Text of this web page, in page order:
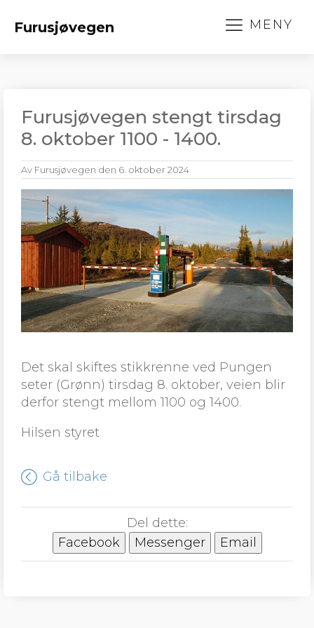
Furusjøvegen MENY
Furusjøvegen stengt tirsdag
8. oktober 1100 - 1400.
Av Furusjøvegen den 6. oktober 2024
Det skal skiftes stikkrenne ved Pungen
seter (Grønn) tirsdag 8. oktober, veien blir
derfor stengt mellom 1100 og 1400.
Hilsen styret
Gå tilbake
Del dette:
Facebook
Messenger Email